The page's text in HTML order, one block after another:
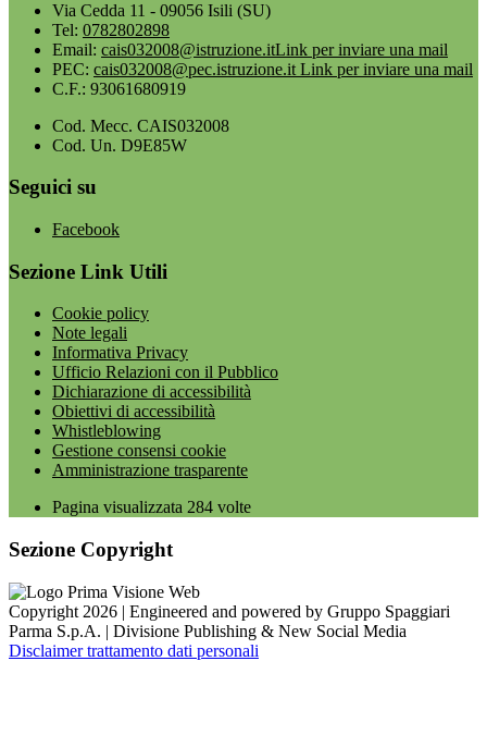
Via Cedda 11 - 09056 Isili (SU)
Tel: 0782802898
Email: cais032008@istruzione.itLink per inviare una mail
PEC: cais032008@pec.istruzione.it Link per inviare una mail
C.F.: 93061680919
Cod. Mecc. CAIS032008
Cod. Un. D9E85W
Seguici su
Facebook
Sezione Link Utili
Cookie policy
Note legali
Informativa Privacy
Ufficio Relazioni con il Pubblico
Dichiarazione di accessibilità
Obiettivi di accessibilità
Whistleblowing
Gestione consensi cookie
Amministrazione trasparente
Pagina visualizzata 284 volte
Sezione Copyright
Copyright 2026 | Engineered and powered by Gruppo Spaggiari
Parma S.p.A. | Divisione Publishing & New Social Media
Disclaimer trattamento dati personali